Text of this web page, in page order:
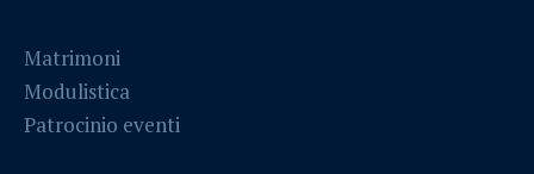
Matrimoni
Modulistica
Patrocinio eventi